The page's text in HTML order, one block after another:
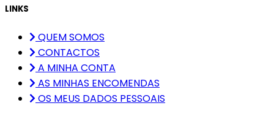
LINKS
QUEM SOMOS
CONTACTOS
A MINHA CONTA
AS MINHAS ENCOMENDAS
OS MEUS DADOS PESSOAIS